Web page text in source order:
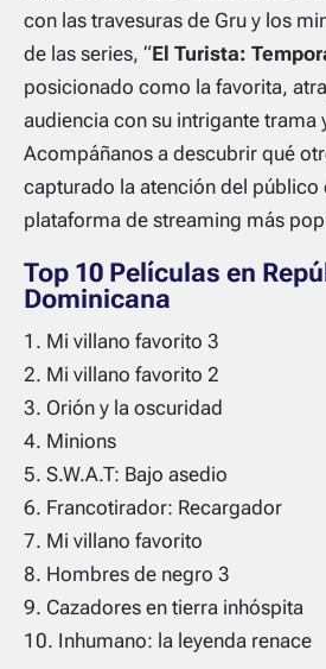
con las travesuras de Gru y los
de las series, “El Turista:
posicionado como la favorita,
audiencia con su intrigante trama
Acompáñanos a descubrir qué
capturado la atención del público
plataforma de streaming más
Top 10 Películas en
Dominicana
Mi villano favorito 3
Mi villano favorito 2
Orión y la oscuridad
Minions
S.W.A.T: Bajo asedio
Francotirador: Recargador
Mi villano favorito
Hombres de negro 3
Cazadores en tierra inhóspita
Inhumano: la leyenda renace